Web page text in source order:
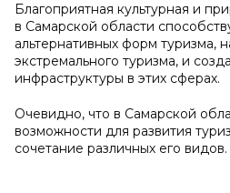
Благоприятная культурная и
в Самарской области
альтернативных форм туризма,
экстремального туризма, и
инфраструктуры в этих сферах.
Очевидно, что в Самарской
возможности для развития
сочетание различных его видов.